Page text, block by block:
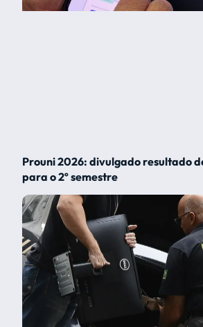
Prouni 2026: divulgado resultado
para o 2º semestre